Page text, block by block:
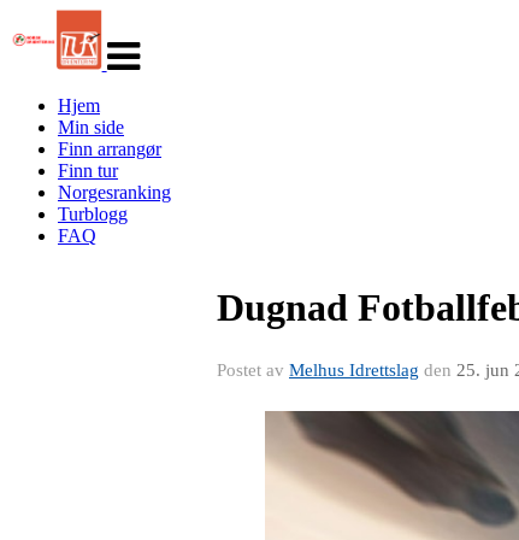
navigasjon
Hjem
Min side
Finn arrangør
Finn tur
Norgesranking
Turblogg
FAQ
Dugnad
Postet av Melhus Idrettslag den 25. jun